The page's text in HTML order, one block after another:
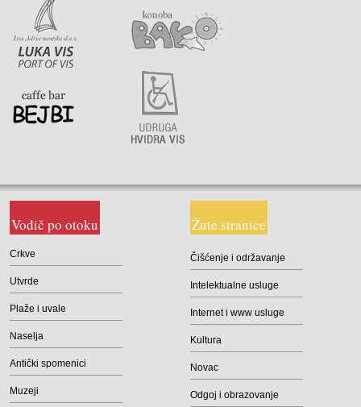
Vodič po otoku
Crkve
Utvrde
Plaže i uvale
Naselja
Antički spomenici
Muzeji
Žute stranice
Čišćenje i održavanje
Intelektualne usluge
Internet i www usluge
Kultura
Novac
Odgoj i obrazovanje